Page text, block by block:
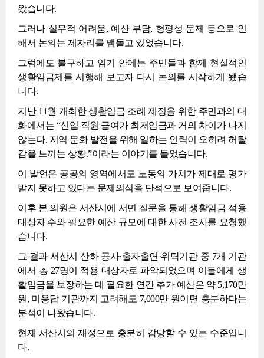
왔습니다.
그러나 실무적 어려움, 예산 부담, 형평성 문제 등으로 인
해서 논의는 제자리를 맴돌고 있었습니다.
그럼에도 불구하고 임기 안에는 주민들과 함께 현실적인
생활임금제를 시행해 보고자 다시 논의를 시작하게 됐습
니다.
지난 11월 개최한 생활임금 조례 제정을 위한 주민과의 대
화에서는 “신입 직원 급여가 최저임금과 거의 차이가 나지
않는다. 지역 문화 발전을 위해 일하는 인력이 오히려 허탈
감을 느끼는 상황.”이라는 이야기를 들었습니다.
이 발언은 공공의 영역에서도 노동의 가치가 제대로 평가
받지 못하고 있다는 문제의식을 단적으로 보여줍니다.
이후 본 의원은 서산시에 서면 질문을 통해 생활임금 적용
대상자 수와 필요한 예산 규모에 대한 사전 조사를 요청했
습니다.
그 결과 서산시 산하 공사·출자출연·위탁기관 중 7개 기관
에서 총 27명이 적용 대상자로 파악되었으며 이들에게 생
활임금을 보장하는 데 필요한 연간 추가 예산은 약 5,170만
원, 미응답 기관까지 고려해도 7,000만 원이면 충분하다는
분석이 나왔습니다.
현재 서산시의 재정으로 충분히 감당할 수 있는 수준입니
다.